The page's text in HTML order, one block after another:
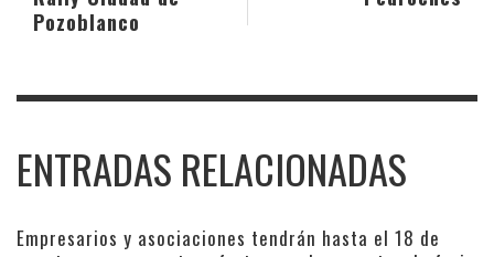
Pozoblanco
ENTRADAS RELACIONADAS
Empresarios y asociaciones tendrán hasta el 18 de